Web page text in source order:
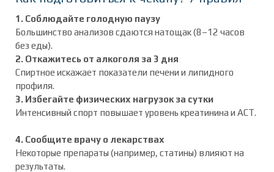
1. Соблюдайте голодную паузу
Большинство анализов сдаются натощак (8–12 часов
без еды).
2. Откажитесь от алкоголя за 3 дня
Спиртное искажает показатели печени и липидного
профиля.
3. Избегайте физических нагрузок за сутки
Интенсивный спорт повышает уровень креатинина и АСТ.
4. Сообщите врачу о лекарствах
Некоторые препараты (например, статины) влияют на
результаты.